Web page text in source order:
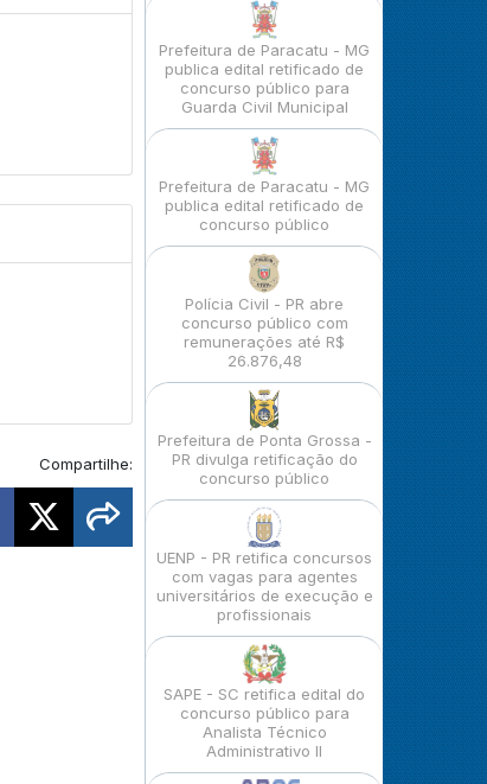
Compartilhe:
Prefeitura de Paracatu - MG
publica edital retificado de
concurso público para
Guarda Civil Municipal
Prefeitura de Paracatu - MG
publica edital retificado de
concurso público
Polícia Civil - PR abre
concurso público com
remunerações até R$
26.876,48
Prefeitura de Ponta Grossa -
PR divulga retificação do
concurso público
UENP - PR retifica concursos
com vagas para agentes
universitários de execução e
profissionais
SAPE - SC retifica edital do
concurso público para
Analista Técnico
Administrativo II